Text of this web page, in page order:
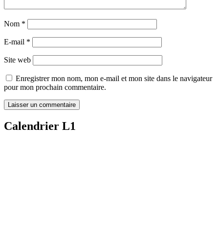
Nom *
E-mail *
Site web
Enregistrer mon nom, mon e-mail et mon site dans le navigateur
pour mon prochain commentaire.
Calendrier L1